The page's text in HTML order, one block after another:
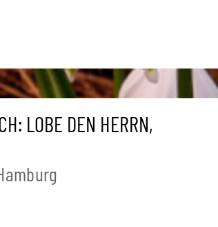
LOBE DEN HERRN,